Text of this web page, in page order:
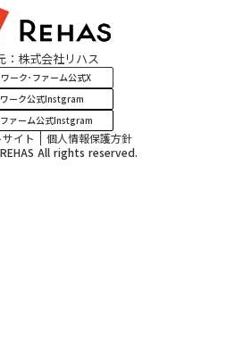
：株式会社リハス
ーク･ファーム公式X
ーク公式Instgram
ァーム公式Instgram
イト
個人情報保護方針
All rights reserved.